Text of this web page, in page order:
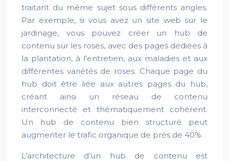
traitant du même sujet sous différents angles.
Par exemple, si vous avez un site web sur le
jardinage, vous pouvez créer un hub de
contenu sur les roses, avec des pages dédiées à
la plantation, à l’entretien, aux maladies et aux
différentes variétés de roses. Chaque page du
hub doit être liée aux autres pages du hub,
créant ainsi un réseau de contenu
interconnecté et thématiquement cohérent.
Un hub de contenu bien structuré peut
augmenter le trafic organique de près de 40%.
L’architecture d’un hub de contenu est